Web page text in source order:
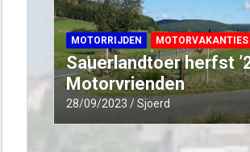
MOTORRIJDEN MOTORVAKANTIES
Sauerlandtoer herfst
Motorvrienden
28/09/2023 Sjoerd